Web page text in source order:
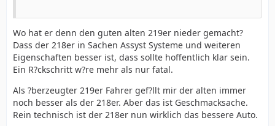
Wo hat er denn den guten alten 219er nieder gemacht?
Dass der 218er in Sachen Assyst Systeme und weiteren
Eigenschaften besser ist, dass sollte hoffentlich klar sein.
Ein R?ckschritt w?re mehr als nur fatal.
Als ?berzeugter 219er Fahrer gef?llt mir der alten immer
noch besser als der 218er. Aber das ist Geschmacksache.
Rein technisch ist der 218er nun wirklich das bessere Auto.